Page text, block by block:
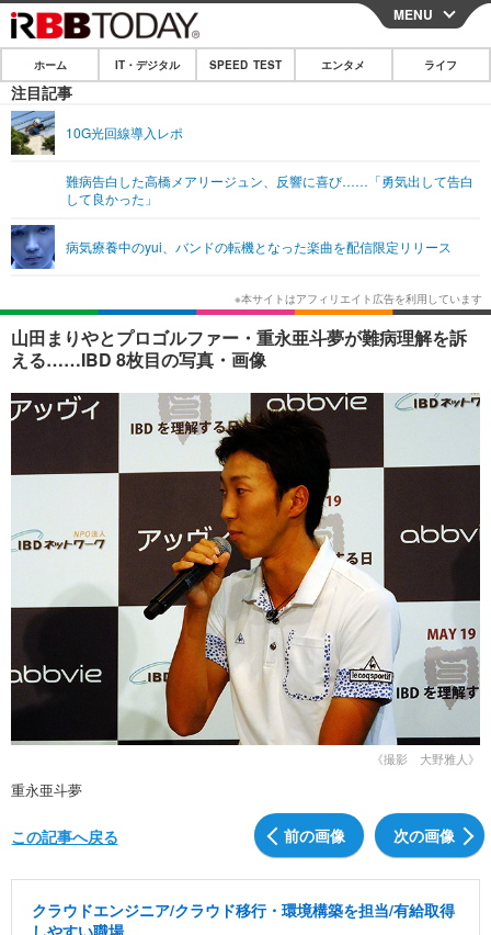
CLOSE
ホーム
IT・デジタル
ネタ
ショッピング その他
エンタメTOP 映画・ドラマ
韓国・芸能
音楽 スポーツ
ショッピング
ライフ
ライフTOP グルメ
ペット ショッピング
その他
リリース一覧
プッシュ通知の停止方法
MENU
ホーム IT・デジタル SPEED TEST エンタメ ライフ
注目記事
10G光回線導入レポ
難病告白した高橋メアリージュン、反響に喜び……「勇気出して告白
して良かった」
病気療養中のyui、バンドの転機となった楽曲を配信限定リリース
山田まりやとプロゴルファー・重永亜斗夢が難病理解を訴
える……IBD 8枚目の写真・画像
《撮影 大野雅人》
重永亜斗夢
前の画像 次の画像
この記事へ戻る
クラウドエンジニア/クラウド移行・環境構築を担当/有給取得
しやすい職場